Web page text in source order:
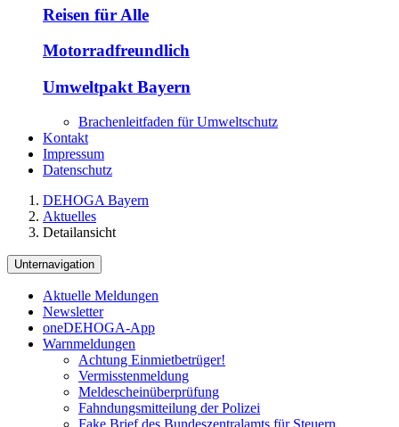
Reisen für Alle
Motorradfreundlich
Umweltpakt Bayern
Brachenleitfaden für Umweltschutz
Kontakt
Impressum
Datenschutz
DEHOGA Bayern
Aktuelles
Detailansicht
Unternavigation
Aktuelle Meldungen
Newsletter
oneDEHOGA-App
Warnmeldungen
Achtung Einmietbetrüger!
Vermisstenmeldung
Meldescheinüberprüfung
Fahndungsmitteilung der Polizei
Fake Brief des Bundeszentralamts für Steuern